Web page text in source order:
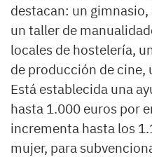
destacan: un
un taller de
locales de hostelería,
de producción de cine,
Está establecida una
hasta 1.000 euros por
incrementa hasta los
mujer, para